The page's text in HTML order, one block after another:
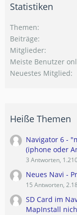
Statistiken
Themen
Beiträge
Mitglieder
Meiste Benutzer
Neuestes Mitglied
Heiße Themen
Navigator 6 -
(iphone oder
3 Antworten,
Neues Navi -
15 Antworten,
SD Card im
MapInstall